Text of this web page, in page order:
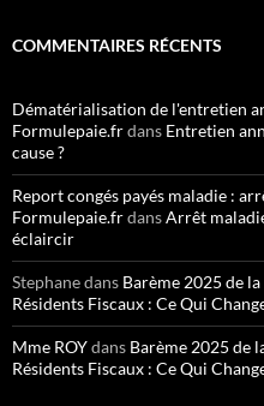
COMMENTAIRES RÉCENTS
Dématérialisation de l'entretien
Formulepaie.frdans Entretien
cause ?
Report congés payés maladie :
Formulepaie.frdansArrêt
éclaircir
Stephanedans Barème 2025 de
Résidents Fiscaux : Ce Qui
Mme ROYdans Barème 2025 de
Résidents Fiscaux : Ce Qui